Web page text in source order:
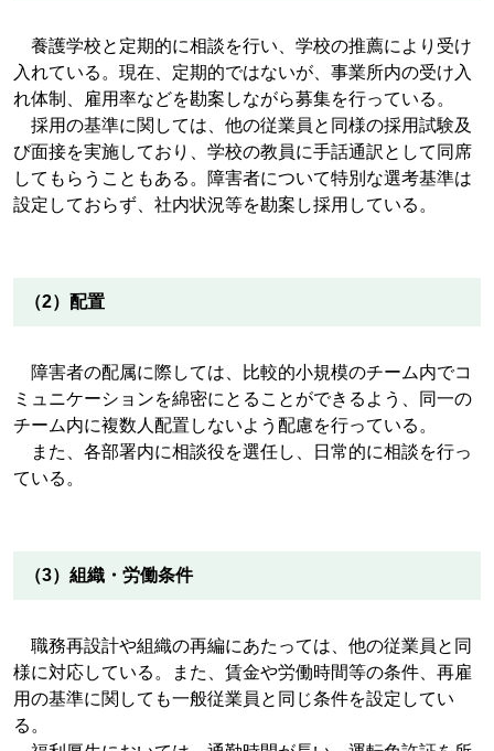
養護学校と定期的に相談を行い、学校の推薦により受け
入れている。現在、定期的ではないが、事業所内の受け入
れ体制、雇用率などを勘案しながら募集を行っている。
採用の基準に関しては、他の従業員と同様の採用試験及
び面接を実施しており、学校の教員に手話通訳として同席
してもらうこともある。障害者について特別な選考基準は
設定しておらず、社内状況等を勘案し採用している。
（2）配置
障害者の配属に際しては、比較的小規模のチーム内でコ
ミュニケーションを綿密にとることができるよう、同一の
チーム内に複数人配置しないよう配慮を行っている。
また、各部署内に相談役を選任し、日常的に相談を行っ
ている。
（3）組織・労働条件
職務再設計や組織の再編にあたっては、他の従業員と同
様に対応している。また、賃金や労働時間等の条件、再雇
用の基準に関しても一般従業員と同じ条件を設定してい
る。